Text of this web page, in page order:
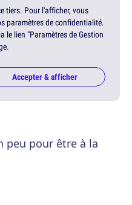
tiers. Pour l'afficher, vous
paramètres de confidentialité.
le lien "Paramètres de Gestion
Accepter & afficher
peu pour être à la